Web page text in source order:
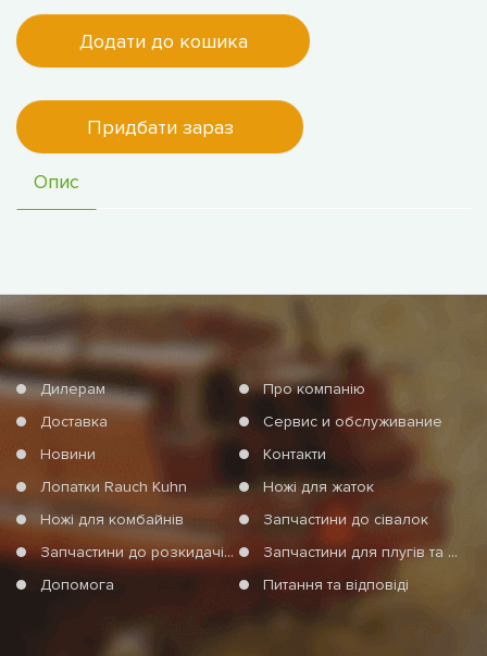
Додати до кошика
Придбати зараз
Опис
Дилерам
Про компанію
Доставка
Сервис и обслуживание
Новини
Контакти
Лопатки Rauch Kuhn
Ножі для жаток
Ножі для комбайнів
Запчастини до сівалок
Запчастини до розкидачів мінеральних добрив
Запчастини для плугів та агротехніки
Допомога
Питання та відповіді